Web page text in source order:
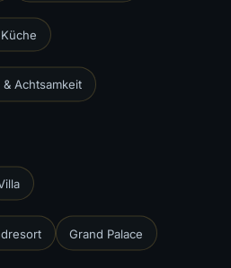
& Achtsamkeit
Grand Palace
SCHWEIZ
Hotel entdecken →